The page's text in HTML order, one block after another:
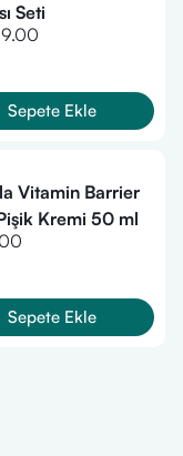
Seti
Sepete Ekle
Vitamin Barrier
Kremi 50 ml
Sepete Ekle